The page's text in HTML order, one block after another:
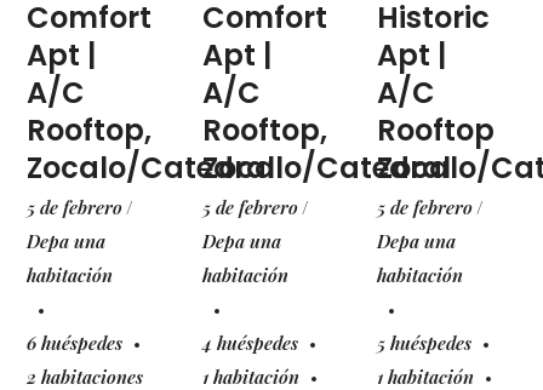
Comfort
Apt |
A/C
Rooftop,
Zocalo/Catedral
5 de febrero
Depa una
habitación
6 huéspedes
2 habitaciones
Comfort
Apt |
A/C
Rooftop,
Zocalo/Catedral
5 de febrero
Depa una
habitación
4 huéspedes
1 habitación
Historic
Apt |
A/C
Rooftop
Zocalo/
5 de febrero
Depa una
habitación
5 huéspedes
1 habitación